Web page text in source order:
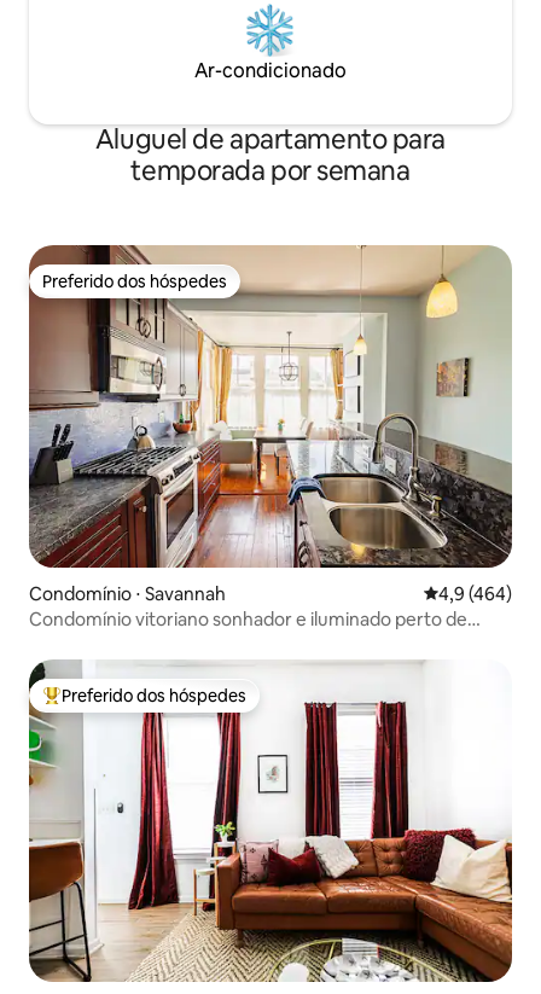
Ar-condicionado
Aluguel de apartamento para
temporada por semana
Preferido dos hóspedes
Preferido dos hóspedes
Condomínio ⋅ Savannah 4,9 de uma
4,9 (464)
Condomínio vitoriano sonhador e iluminado perto de
Entre os melhores preferidos dos hóspedes
Preferido dos hóspedes